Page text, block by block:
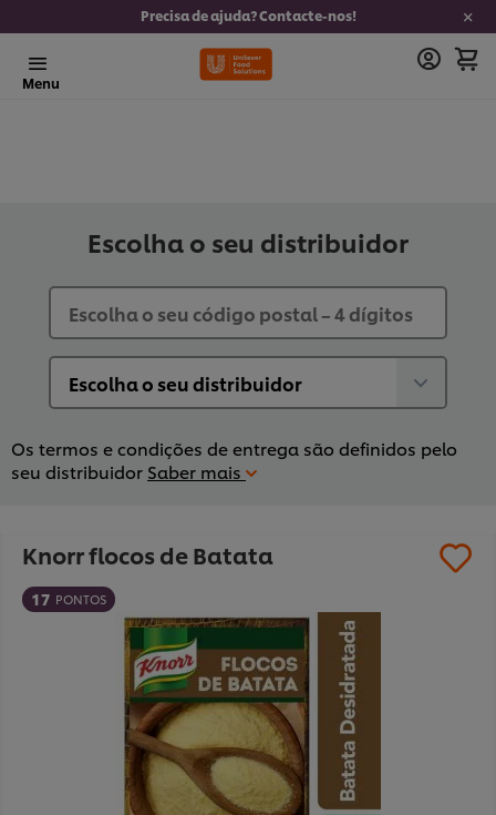
Precisa de ajuda? Contacte-nos!
Menu
Escolha o seu distribuidor
Os termos e condições de entrega são definidos pelo
seu distribuidor Saber mais
Knorr flocos de Batata
17 PONTOS